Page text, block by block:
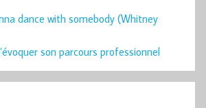
dance with somebody (Whitney
son parcours professionnel